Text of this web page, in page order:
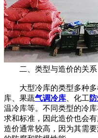
二、类型与造价的关系
大型冷库的类型多种多
库、果蔬气调冷库 、化工
温冷库等。不同类型的冷
求和标准，因此造价也会
造价通常较高，因为其需